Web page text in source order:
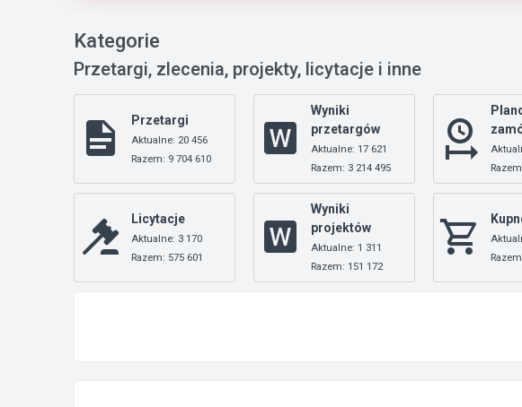
Kategorie
Przetargi, zlecenia, projekty, licytacje i inne
Przetargi
Aktualne: 20 456
Razem: 9 704 610
Wyniki
przetargów
Aktualne: 17 621
Razem: 3 214 495
Licytacje
Aktualne: 3 170
Razem: 575 601
Wyniki
projektów
Aktualne: 1 311
Razem: 151 172